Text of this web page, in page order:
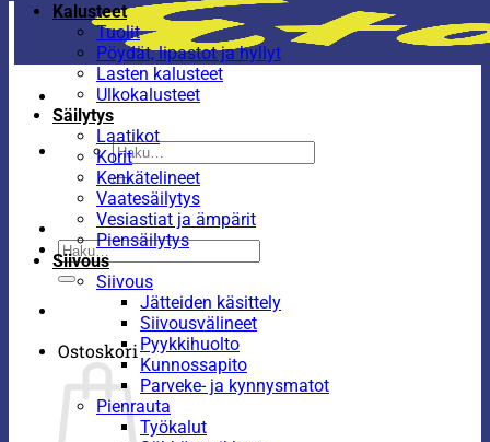
Etsi:
Etsi:
Ostoskori
Kalusteet
Tuolit
Pöydät, lipastot ja hyllyt
Lasten kalusteet
Ulkokalusteet
Säilytys
Laatikot
Korit
Kenkätelineet
Vaatesäilytys
Vesiastiat ja ämpärit
Piensäilytys
Siivous
Siivous
Jätteiden käsittely
Siivousvälineet
Pyykkihuolto
Kunnossapito
Parveke- ja kynnysmatot
Pienrauta
Työkalut